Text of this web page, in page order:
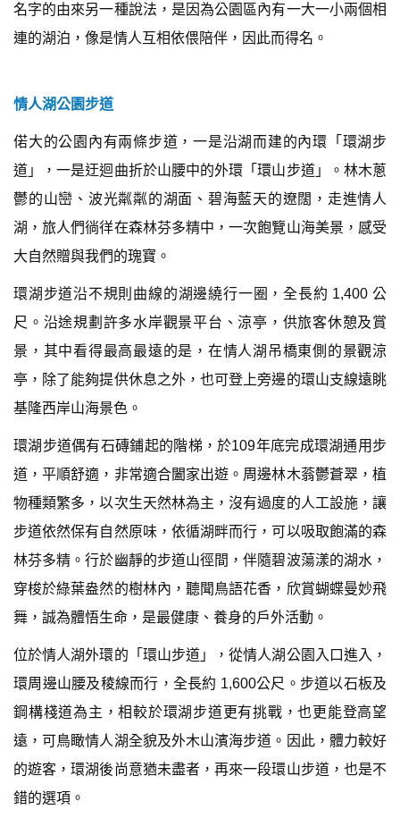
名字的由來另一種說法，是因為公園區內有一大一小兩個相
連的湖泊，像是情人互相依偎陪伴，因此而得名。
情人湖公園步道
偌大的公園內有兩條步道，一是沿湖而建的內環「環湖步
道」，一是迂迴曲折於山腰中的外環「環山步道」。林木蔥
鬱的山巒、波光粼粼的湖面、碧海藍天的遼闊，走進情人
湖，旅人們徜徉在森林芬多精中，一次飽覽山海美景，感受
大自然贈與我們的瑰寶。
環湖步道沿不規則曲線的湖邊繞行一圈，全長約 1,400 公
尺。沿途規劃許多水岸觀景平台、涼亭，供旅客休憩及賞
景，其中看得最高最遠的是，在情人湖吊橋東側的景觀涼
亭，除了能夠提供休息之外，也可登上旁邊的環山支線遠眺
基隆西岸山海景色。
環湖步道偶有石磚鋪起的階梯，於109年底完成環湖通用步
道，平順舒適，非常適合闔家出遊。周邊林木蓊鬱蒼翠，植
物種類繁多，以次生天然林為主，沒有過度的人工設施，讓
步道依然保有自然原味，依循湖畔而行，可以吸取飽滿的森
林芬多精。行於幽靜的步道山徑間，伴隨碧波蕩漾的湖水，
穿梭於綠葉盎然的樹林內，聽聞鳥語花香，欣賞蝴蝶曼妙飛
舞，誠為體悟生命，是最健康、養身的戶外活動。
位於情人湖外環的「環山步道」，從情人湖公園入口進入，
環周邊山腰及稜線而行，全長約 1,600公尺。步道以石板及
鋼構棧道為主，相較於環湖步道更有挑戰，也更能登高望
遠，可鳥瞰情人湖全貌及外木山濱海步道。因此，體力較好
的遊客，環湖後尚意猶未盡者，再來一段環山步道，也是不
錯的選項。